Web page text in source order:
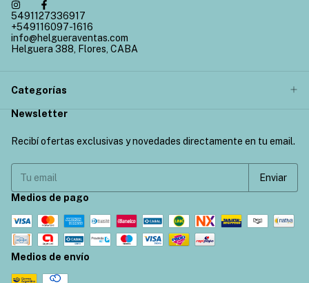
5491127336917
+549116097-1616
info@helgueraventas.com
Helguera 388, Flores, CABA
Categorías
Newsletter
Recibí ofertas exclusivas y novedades directamente en tu email.
Medios de pago
Medios de envío